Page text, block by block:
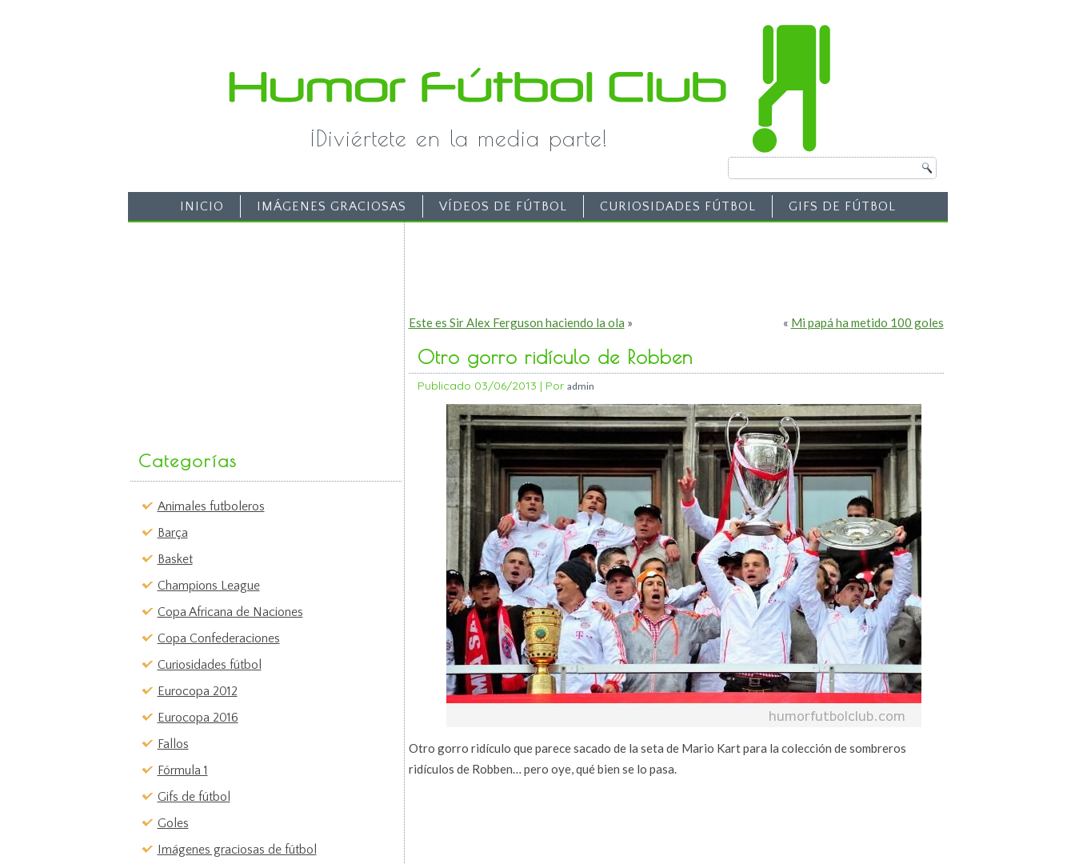
¡Diviértete en la media parte!
INICIO IMÁGENES GRACIOSAS VÍDEOS DE FÚTBOL CURIOSIDADES FÚTBOL GIFS DE FÚTBOL
Categorías
Animales futboleros
Barça
Basket
Champions League
Copa Africana de Naciones
Copa Confederaciones
Curiosidades fútbol
Eurocopa 2012
Eurocopa 2016
Fallos
Fórmula 1
Gifs de fútbol
Goles
Imágenes graciosas de fútbol
Este es Sir Alex Ferguson haciendo la ola » « Mi papá ha metido 100 goles
Otro gorro ridículo de Robben
Publicado 03/06/2013 | Por admin
Otro gorro ridículo que parece sacado de la seta de Mario Kart para la colección de sombreros
ridículos de Robben… pero oye, qué bien se lo pasa.